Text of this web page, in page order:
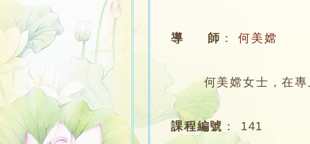
導 師 ： 何美嫦
何美嫦女士，在專上
課程編號 ： 141